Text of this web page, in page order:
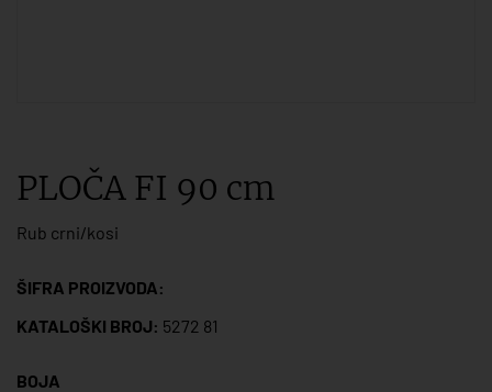
PLOČA FI 90 cm
Rub crni/kosi
ŠIFRA PROIZVODA:
KATALOŠKI BROJ: 5272 81
BOJA